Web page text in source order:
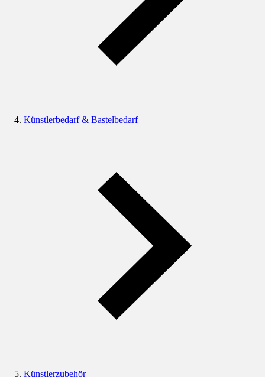
Künstlerbedarf & Bastelbedarf
Künstlerzubehör